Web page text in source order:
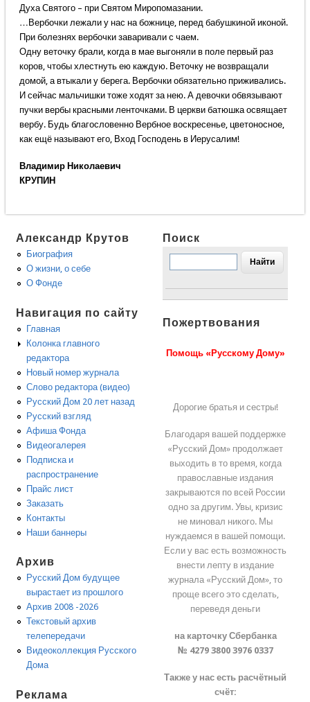
Духа Святого – при Святом Миропомазании.
…Вербочки лежали у нас на божнице, перед бабушкиной иконой.
При болезнях вербочки заваривали с чаем.
Одну веточку брали, когда в мае выгоняли в поле первый раз
коров, чтобы хлестнуть ею каждую. Веточку не возвращали
домой, а втыкали у берега. Вербочки обязательно приживались.
И сейчас мальчишки тоже ходят за нею. А девочки обвязывают
пучки вербы красными ленточками. В церкви батюшка освящает
вербу. Будь благословенно Вербное воскресенье, цветоносное,
как ещё называют его, Вход Господень в Иерусалим!
Владимир Николаевич
КРУПИН
Александр Крутов
Биография
О жизни, о себе
О Фонде
Навигация по сайту
Главная
Колонка главного
редактора
Новый номер журнала
Слово редактора (видео)
Русский Дом 20 лет назад
Русский взгляд
Афиша Фонда
Видеогалерея
Подписка и
распространение
Прайс лист
Заказать
Контакты
Наши баннеры
Архив
Русский Дом будущее
вырастает из прошлого
Архив 2008 -2026
Текстовый архив
телепередачи
Видеоколлекция Русского
Дома
Реклама
Поиск
Пожертвования
Помощь «Русскому Дому»
Дорогие братья и сестры!
Благодаря вашей поддержке
«Русский Дом» продолжает
выходить в то время, когда
православные издания
закрываются по всей России
одно за другим. Увы, кризис
не миновал никого. Мы
нуждаемся в вашей помощи.
Если у вас есть возможность
внести лепту в издание
журнала «Русский Дом», то
проще всего это сделать,
переведя деньги
на карточку Сбербанка
№ 4279 3800 3976 0337
Также у нас есть расчётный
счёт: